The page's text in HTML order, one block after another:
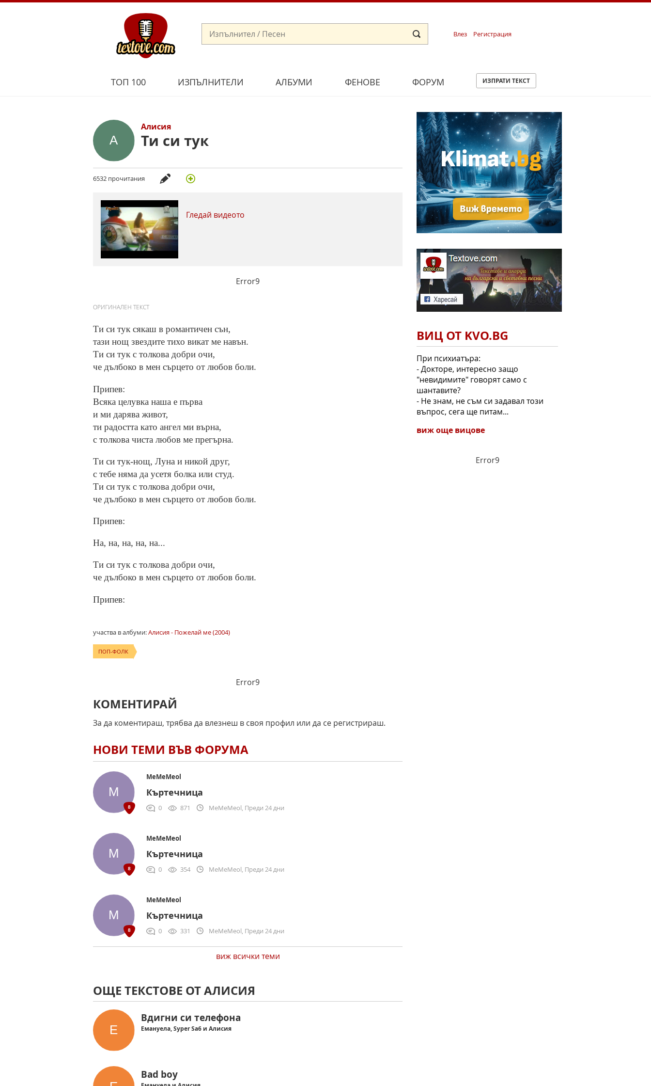
Влез Регистрация
ТОП 100 ИЗПЪЛНИТЕЛИ АЛБУМИ ФЕНОВЕ ФОРУМ ИЗПРАТИ ТЕКСТ
Алисия
Ти си тук
6532 прочитания
Гледай видеото
Error9
ОРИГИНАЛЕН ТЕКСТ
Ти си тук сякаш в романтичен сън,
тази нощ звездите тихо викат ме навън.
Ти си тук с толкова добри очи,
че дълбоко в мен сърцето от любов боли.
Припев:
Всяка целувка наша е първа
и ми дарява живот,
ти радостта като ангел ми върна,
с толкова чиста любов ме прегърна.
Ти си тук-нощ, Луна и никой друг,
с тебе няма да усетя болка или студ.
Ти си тук с толкова добри очи,
че дълбоко в мен сърцето от любов боли.
Припев:
На, на, на, на, на...
Ти си тук с толкова добри очи,
че дълбоко в мен сърцето от любов боли.
Припев:
участва в албуми:Алисия - Пожелай ме (2004)
ПОП-ФОЛК
Error9
КОМЕНТИРАЙ
За да коментираш, трябва да влезнеш в своя профил или да се регистрираш.
НОВИ ТЕМИ ВЪВ ФОРУМА
MeMeMeol
Къртечница
0 871 MeMeMeol, Преди 24 дни
MeMeMeol
Къртечница
0 354 MeMeMeol, Преди 24 дни
MeMeMeol
Къртечница
0 331 MeMeMeol, Преди 24 дни
виж всички теми
ОЩЕ ТЕКСТОВЕ ОТ АЛИСИЯ
Вдигни си телефона
Емануела, Syper Sa6 и Алисия
Bad boy
ВИЦ ОТ KVO.BG
При психиатъра:
- Докторе, интересно защо
"невидимите" говорят само с
шантавите?
- Не знам, не съм си задавал този
въпрос, сега ще питам...
виж още вицове
Error9